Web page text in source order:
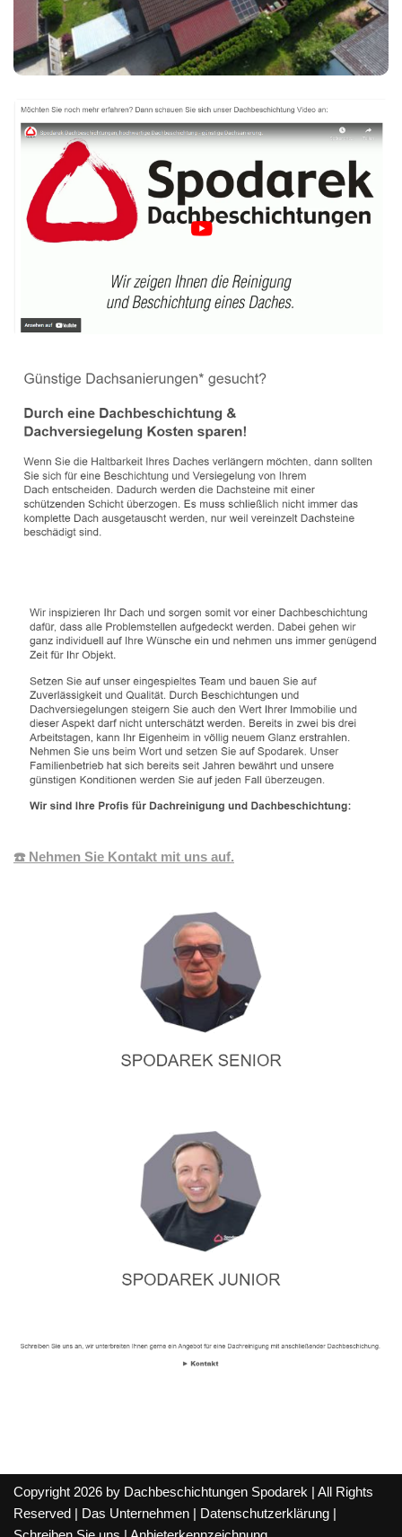
☎️ Nehmen Sie Kontakt mit uns auf.
Copyright 2026 by Dachbeschichtungen Spodarek | All Rights
Reserved |
Das Unternehmen Datenschutzerklärung